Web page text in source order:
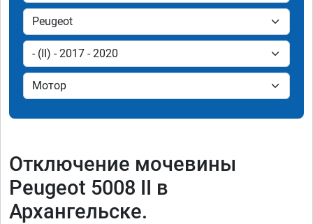
Отключение мочевины
Peugeot 5008 II в
Архангельске.